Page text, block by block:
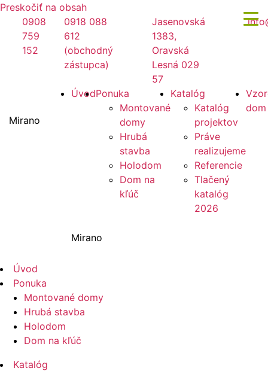
Preskočiť na obsah
0908
759
152
0918 088
612
(obchodný
zástupca)
Jasenovská
1383,
Oravská
Lesná 029
57
Mirano
ÚvodPonuka
Montované
domy
Hrubá
stavba
Holodom
Dom na
kľúč
Katalóg
Katalóg
projektov
Práve
realizujeme
Referencie
Tlačený
katalóg
2026
dom
Mirano
Úvod
Ponuka
Montované domy
Hrubá stavba
Holodom
Dom na kľúč
Katalóg